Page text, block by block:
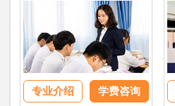
专业介绍 学费咨询